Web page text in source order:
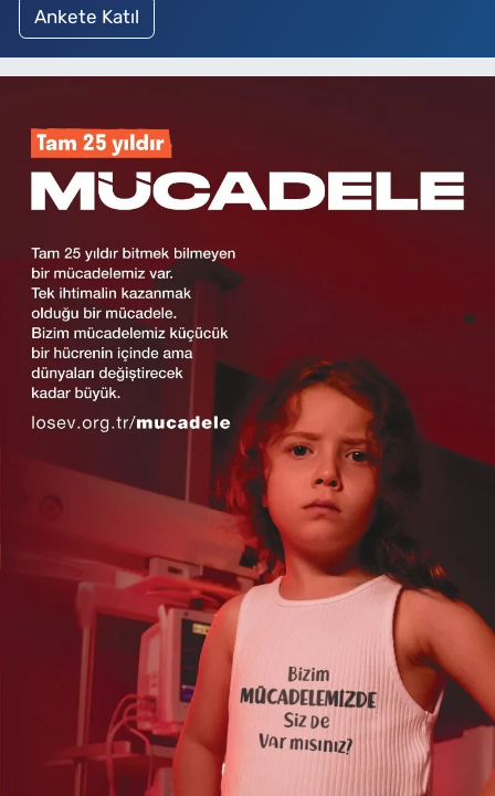
Ankete Katıl